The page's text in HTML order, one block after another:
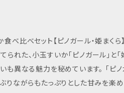
ピノガール・姫まくら】 夏の特別な贈り物に最適！神奈
れた、小玉すいか「ピノガール」と「
います。 「ピノガール」は、シャリッとした食感と
ながらもたっぷりとした甘みを楽めま